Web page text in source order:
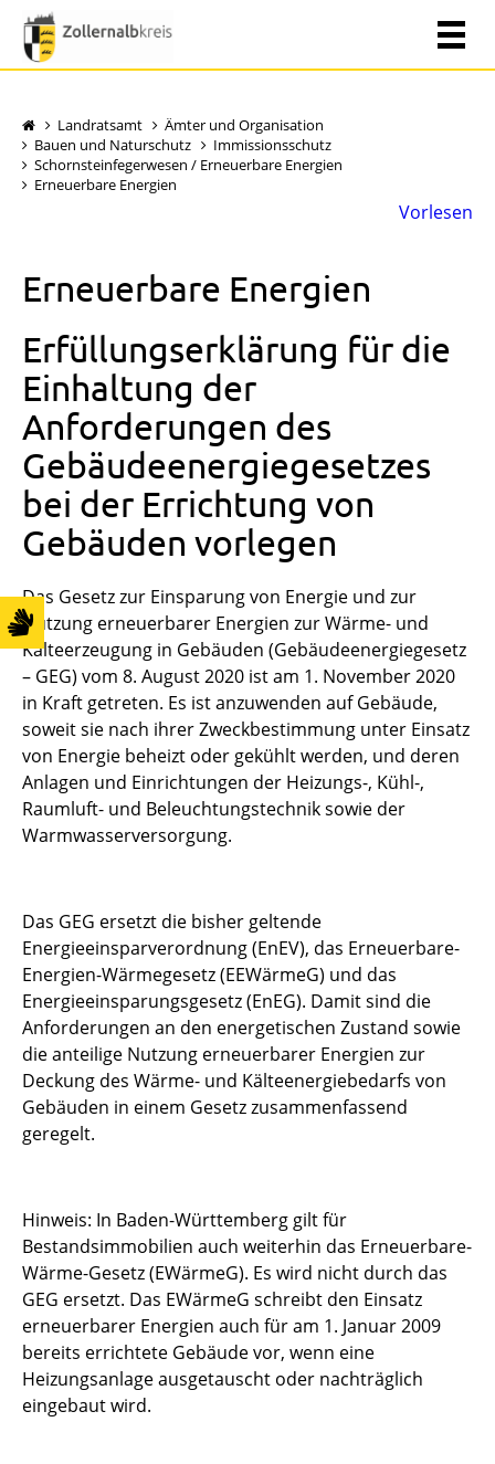
Landratsamt
Ämter und Organisation
Bauen und Naturschutz
Immissionsschutz
Schornsteinfegerwesen / Erneuerbare Energien
Erneuerbare Energien
Vorlesen
Erneuerbare Energien
Erfüllungserklärung für die
Einhaltung der
Anforderungen des
Gebäudeenergiegesetzes
bei der Errichtung von
Gebäuden vorlegen
Das Gesetz zur Einsparung von Energie und zur
Nutzung erneuerbarer Energien zur Wärme- und
Kälteerzeugung in Gebäuden (Gebäudeenergiegesetz
– GEG) vom 8. August 2020 ist am 1. November 2020
in Kraft getreten. Es ist anzuwenden auf Gebäude,
soweit sie nach ihrer Zweckbestimmung unter Einsatz
von Energie beheizt oder gekühlt werden, und deren
Anlagen und Einrichtungen der Heizungs-, Kühl-,
Raumluft- und Beleuchtungstechnik sowie der
Warmwasserversorgung.
Das GEG ersetzt die bisher geltende
Energieeinsparverordnung (EnEV), das Erneuerbare-
Energien-Wärmegesetz (EEWärmeG) und das
Energieeinsparungsgesetz (EnEG). Damit sind die
Anforderungen an den energetischen Zustand sowie
die anteilige Nutzung erneuerbarer Energien zur
Deckung des Wärme- und Kälteenergiebedarfs von
Gebäuden in einem Gesetz zusammenfassend
geregelt.
Hinweis: In Baden-Württemberg gilt für
Bestandsimmobilien auch weiterhin das Erneuerbare-
Wärme-Gesetz (EWärmeG). Es wird nicht durch das
GEG ersetzt. Das EWärmeG schreibt den Einsatz
erneuerbarer Energien auch für am 1. Januar 2009
bereits errichtete Gebäude vor, wenn eine
Heizungsanlage ausgetauscht oder nachträglich
eingebaut wird.